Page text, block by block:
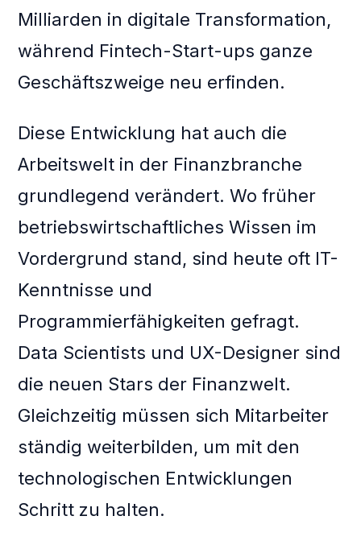
Milliarden in digitale Transformation,
während Fintech-Start-ups ganze
Geschäftszweige neu erfinden.
Diese Entwicklung hat auch die
Arbeitswelt in der Finanzbranche
grundlegend verändert. Wo früher
betriebswirtschaftliches Wissen im
Vordergrund stand, sind heute oft IT-
Kenntnisse und
Programmierfähigkeiten gefragt.
Data Scientists und UX-Designer sind
die neuen Stars der Finanzwelt.
Gleichzeitig müssen sich Mitarbeiter
ständig weiterbilden, um mit den
technologischen Entwicklungen
Schritt zu halten.